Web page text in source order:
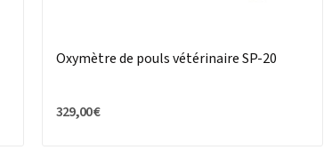
Oxymètre de pouls vétérinaire SP-20
329,00 €